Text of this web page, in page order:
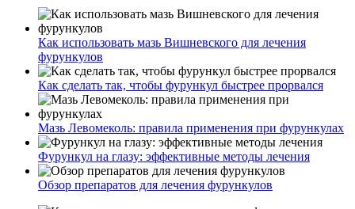
Как использовать мазь Вишневского для лечения
фурункулов
Как сделать так, чтобы фурункул быстрее прорвался
Мазь Левомеколь: правила применения при фурункулах
Фурункул на глазу: эффективные методы лечения
Обзор препаратов для лечения фурункулов